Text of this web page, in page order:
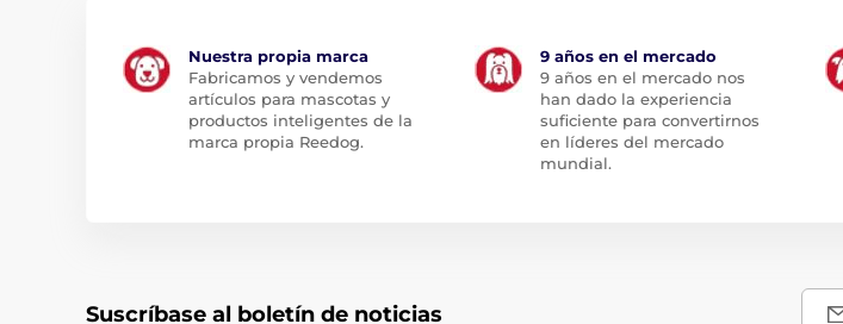
Nuestra propia marca
Fabricamos y vendemos
artículos para mascotas y
productos inteligentes de la
marca propia Reedog.
9 años en el mercado
9 años en el mercado nos
han dado la experiencia
suficiente para convertirnos
en líderes del mercado
mundial.
Suscríbase al boletín de noticias